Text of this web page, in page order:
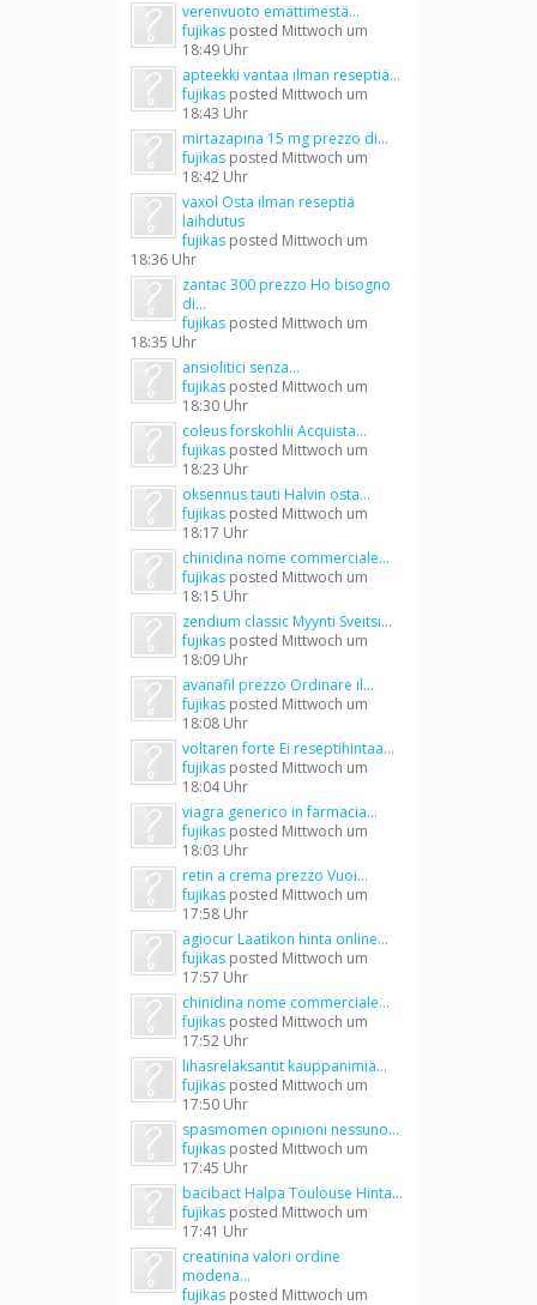
verenvuoto emättimestä...
fujikas posted Mittwoch um
18:49 Uhr
apteekki vantaa ilman reseptiä...
fujikas posted Mittwoch um
18:43 Uhr
mirtazapina 15 mg prezzo di...
fujikas posted Mittwoch um
18:42 Uhr
vaxol Osta ilman reseptiä
laihdutus
fujikas posted Mittwoch um
18:36 Uhr
zantac 300 prezzo Ho bisogno
di...
fujikas posted Mittwoch um
18:35 Uhr
ansiolitici senza...
fujikas posted Mittwoch um
18:30 Uhr
coleus forskohlii Acquista...
fujikas posted Mittwoch um
18:23 Uhr
oksennus tauti Halvin osta...
fujikas posted Mittwoch um
18:17 Uhr
chinidina nome commerciale...
fujikas posted Mittwoch um
18:15 Uhr
zendium classic Myynti Sveitsi...
fujikas posted Mittwoch um
18:09 Uhr
avanafil prezzo Ordinare il...
fujikas posted Mittwoch um
18:08 Uhr
voltaren forte Ei reseptihintaa...
fujikas posted Mittwoch um
18:04 Uhr
viagra generico in farmacia...
fujikas posted Mittwoch um
18:03 Uhr
retin a crema prezzo Vuoi...
fujikas posted Mittwoch um
17:58 Uhr
agiocur Laatikon hinta online...
fujikas posted Mittwoch um
17:57 Uhr
chinidina nome commerciale...
fujikas posted Mittwoch um
17:52 Uhr
lihasrelaksantit kauppanimiä...
fujikas posted Mittwoch um
17:50 Uhr
spasmomen opinioni nessuno...
fujikas posted Mittwoch um
17:45 Uhr
bacibact Halpa Toulouse Hinta...
fujikas posted Mittwoch um
17:41 Uhr
creatinina valori ordine
modena...
fujikas posted Mittwoch um